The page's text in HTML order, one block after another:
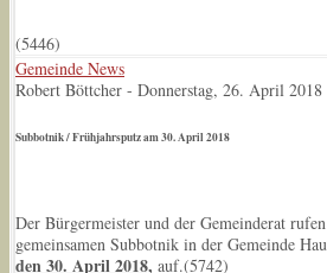
(5446)
Gemeinde News
Robert Böttcher - Donnerstag, 26. April 2018
Subbotnik / Frühjahrsputz am 30. April 2018
Der Bürgermeister und der Gemeinderat
gemeinsamen Subbotnik in der Gemeinde
den 30. April 2018, auf.(5742)